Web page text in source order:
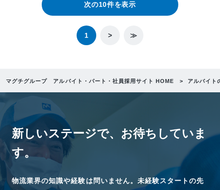
次の10件を表示
1 > ≫
マグチグループ アルバイト・パート・社員採用サイト HOME アルバイト
新しいステージで、 お待ちしていま
す。
物流業界の知識や経験は問いません。未経験スタートの先